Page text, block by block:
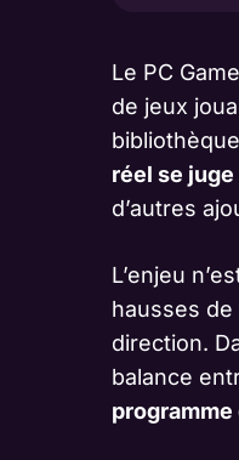
Le PC
de jeux
réel se
d’autres
L’enjeu
hausses
direction.
balance
programme